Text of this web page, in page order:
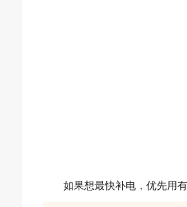
如果想最快补电，优先用有